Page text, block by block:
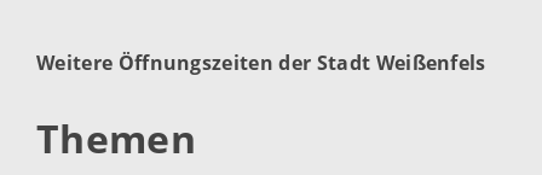
Weitere Öffnungszeiten der Stadt Weißenfels
Themen